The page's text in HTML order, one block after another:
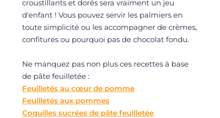
croustillants et dorés sera vraiment un jeu
d'enfant ! Vous pouvez servir les palmiers en
toute simplicité ou les accompagner de crèmes,
confitures ou pourquoi pas de chocolat fondu.
Ne manquez pas non plus ces recettes à base
de pâte feuilletée :
Feuilletés au cœur de pomme
Feuilletés aux pommes
Coquilles sucrées de pâte feuilletée